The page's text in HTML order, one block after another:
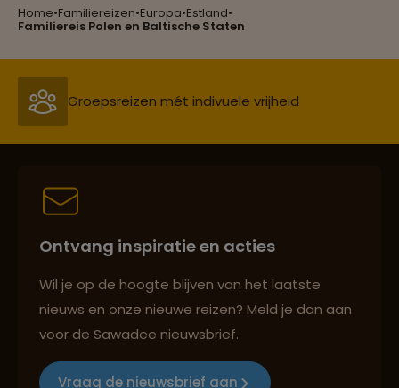
Home•Familiereizen•Europa•Estland•
Familiereis Polen en Baltische Staten
Reizen met oog voor mens, cultuur en milieu
Groepsreizen mét indivuele vrijheid
Persoonlijk en deskundig reisadvies
Reizen met oog voor mens, cultuur en milieu
Ontvang inspiratie en acties
Wil je op de hoogte blijven van het laatste
nieuws en onze nieuwe reizen? Meld je dan aan
voor de Sawadee nieuwsbrief.
Vraag de nieuwsbrief aan